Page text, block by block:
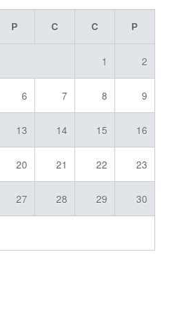
P C C P
1 2
6 7 8 9
13 14 15 16
20 21 22 23
27 28 29 30